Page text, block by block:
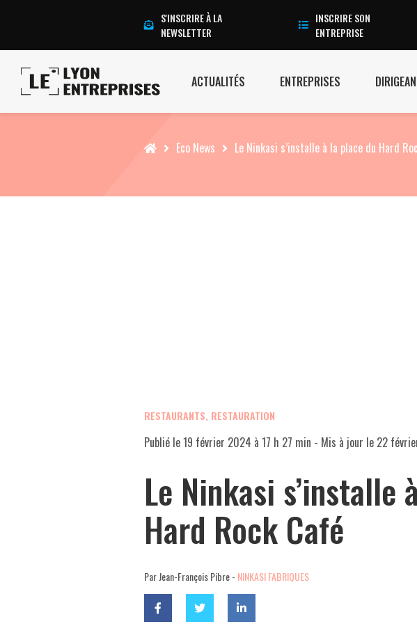
S'INSCRIRE À LA
NEWSLETTER
INSCRIRE SON
ENTREPRISE
ACTUALITÉS ENTREPRISES
Accueil Eco News Le Ninkasi s’installe à la place du Hard
RESTAURANTS, RESTAURATION
Publié le19 février 2024 à 17 h 27 min - Mis à jour le 22
Le Ninkasi s’installe
Hard Rock Café
Par Jean-François Pibre - NINKASI FABRIQUES